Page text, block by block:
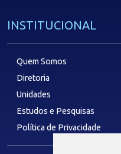
INSTITUCIONAL
Quem Somos
Diretoria
Unidades
Estudos e Pesquisas
Política de Privacidade